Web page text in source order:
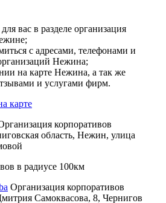
вас в разделе организация
с адресами, телефонами и
Нежина;
на карте Нежина, а так же
и услугами фирм.
карте
корпоративов
область, Нежин, улица
в радиусе 100км
Организация корпоративов
Самоквасова, 8, Чернигов